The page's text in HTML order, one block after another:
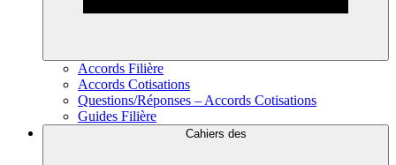
Accords Filière
Accords Cotisations
Questions/Réponses – Accords Cotisations
Guides Filière
Cahiers des